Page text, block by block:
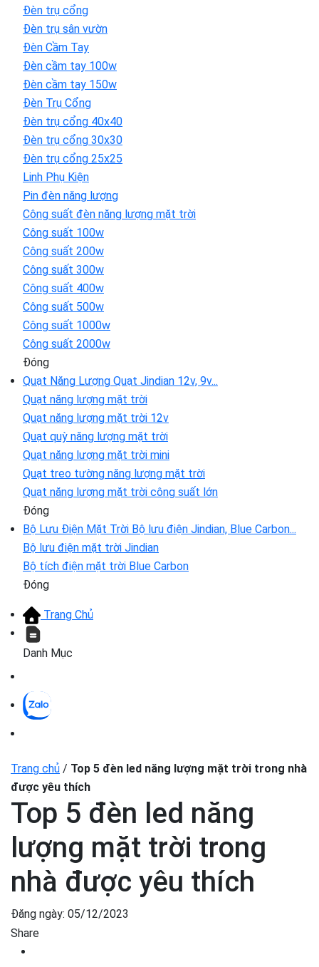
Đèn trụ cổng
Đèn trụ sân vườn
Đèn Cầm Tay
Đèn cầm tay 100w
Đèn cầm tay 150w
Đèn Trụ Cổng
Đèn trụ cổng 40x40
Đèn trụ cổng 30x30
Đèn trụ cổng 25x25
Linh Phụ Kiện
Pin đèn năng lượng
Công suất đèn năng lượng mặt trời
Công suất 100w
Công suất 200w
Công suất 300w
Công suất 400w
Công suất 500w
Công suất 1000w
Công suất 2000w
Đóng
Quạt Năng Lượng Quạt Jindian 12v, 9v...
Quạt năng lượng mặt trời
Quạt năng lượng mặt trời 12v
Quạt quỳ năng lượng mặt trời
Quạt năng lượng mặt trời mini
Quạt treo tường năng lượng mặt trời
Quạt năng lượng mặt trời công suất lớn
Đóng
Bộ Lưu Điện Mặt Trời Bộ lưu điện Jindian, Blue Carbon...
Bộ lưu điện mặt trời Jindian
Bộ tích điện mặt trời Blue Carbon
Đóng
Trang Chủ
Danh Mục
Trang chủ / Top 5 đèn led năng lượng mặt trời trong nhà
được yêu thích
Top 5 đèn led năng
lượng mặt trời trong
nhà được yêu thích
Đăng ngày: 05/12/2023
Share